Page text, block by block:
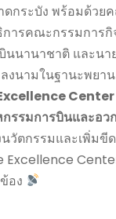
กระบัง พร้อมด้วย
รคณะกรรมการกิ
านาชาติ และนา
งนามในฐานะพยาน
Excellence
รรมการบินและอว
วัตกรรมและเพิ่ม
Excellence
อง